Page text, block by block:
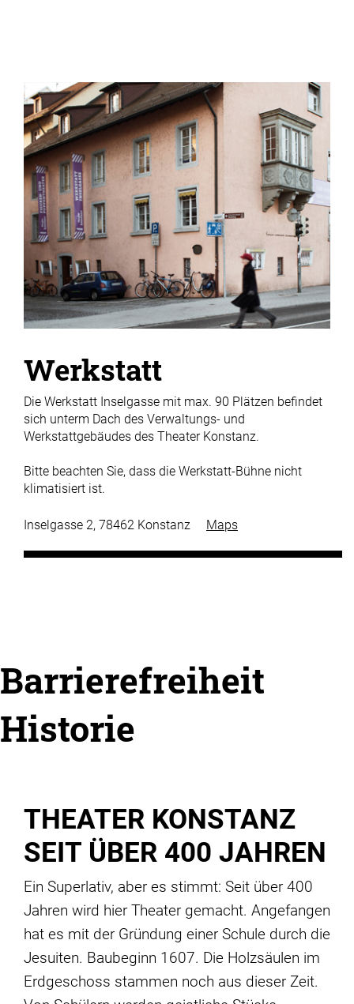
Werkstatt
Die Werkstatt Inselgasse mit max. 90 Plätzen befindet
sich unterm Dach des Verwaltungs- und
Werkstattgebäudes des Theater Konstanz.
Bitte beachten Sie, dass die Werkstatt-Bühne nicht
klimatisiert ist.
Inselgasse 2, 78462 Konstanz Maps
Barrierefreiheit
Historie
THEATER KONSTANZ
SEIT ÜBER 400 JAHREN
Ein Superlativ, aber es stimmt: Seit über 400
Jahren wird hier Theater gemacht. Angefangen
hat es mit der Gründung einer Schule durch die
Jesuiten. Baubeginn 1607. Die Holzsäulen im
Erdgeschoss stammen noch aus dieser Zeit.